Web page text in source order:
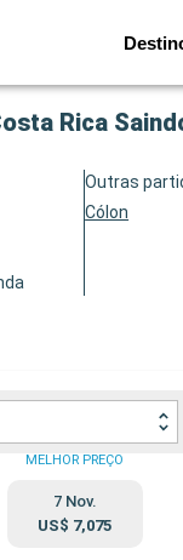
Rica
Outras
Cólon
MELHOR PREÇO
7 Nov.
US$ 7,075